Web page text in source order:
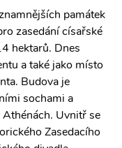
památek
zasedání císařské
hektarů. Dnes
a také jako místo
Budova je
sochami a
Uvnitř se
Zasedacího